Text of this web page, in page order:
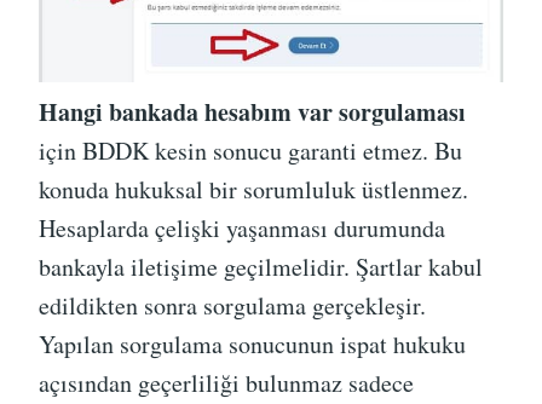
Hangi bankada hesabım var sorgulaması
için BDDK kesin sonucu garanti etmez. Bu
konuda hukuksal bir sorumluluk üstlenmez.
Hesaplarda çelişki yaşanması durumunda
bankayla iletişime geçilmelidir. Şartlar kabul
edildikten sonra sorgulama gerçekleşir.
Yapılan sorgulama sonucunun ispat hukuku
açısından geçerliliği bulunmaz sadece